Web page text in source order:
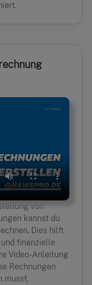
von
kannst du
Dies hilft
finanzielle
Video-Anleitung
Rechnungen
musst.